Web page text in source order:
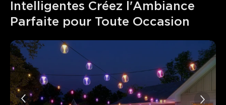
Intelligentes​ Créez l'Ambiance
Parfaite pour Toute Occasion